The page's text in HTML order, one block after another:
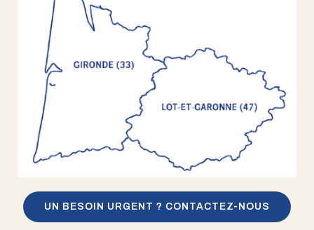
UN BESOIN URGENT ? CONTACTEZ-NOUS